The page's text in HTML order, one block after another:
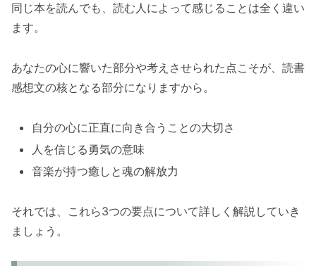
同じ本を読んでも、読む人によって感じることは全く違い
ます。
あなたの心に響いた部分や考えさせられた点こそが、読書
感想文の核となる部分になりますから。
自分の心に正直に向き合うことの大切さ
人を信じる勇気の意味
音楽が持つ癒しと魂の解放力
それでは、これら3つの要点について詳しく解説していき
ましょう。